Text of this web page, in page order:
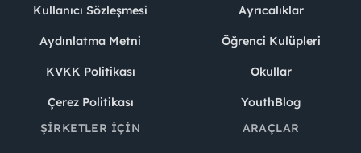
Kullanıcı Sözleşmesi
Aydınlatma Metni
KVKK Politikası
Çerez Politikası
Ayrıcalıklar
Öğrenci Kulüpleri
Okullar
YouthBlog
ŞIRKETLER İÇIN
ARAÇLAR